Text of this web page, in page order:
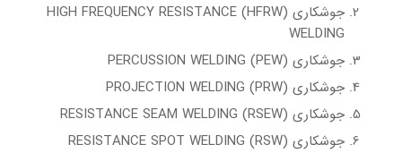
جوشکاری (HFRW) HIGH FREQUENCY RESISTANCE
WELDING
جوشکاری (PEW) PERCUSSION WELDING
جوشکاری (PRW) PROJECTION WELDING
جوشکاری (RSEW) RESISTANCE SEAM WELDING
جوشکاری (RSW) RESISTANCE SPOT WELDING